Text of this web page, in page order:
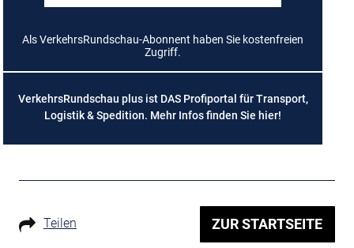
Als VerkehrsRundschau-Abonnent haben Sie kostenfreien
Zugriff.
VerkehrsRundschau plus ist DAS Profiportal für Transport,
Logistik & Spedition. Mehr Infos finden Sie hier!
Teilen ZUR STARTSEITE